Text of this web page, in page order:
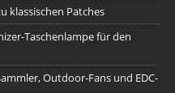
klassischen Patches
Taschenlampe für den
Outdoor-Fans und EDC-